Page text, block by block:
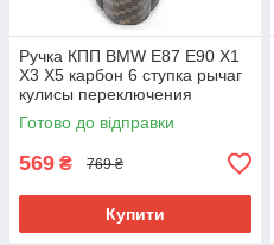
Ручка КПП BMW E87 E90 X1
X3 X5 карбон 6 ступка рычаг
кулисы переключения
передач 25117550685
Готово до відправки
569 ₴ 769 ₴
Купити